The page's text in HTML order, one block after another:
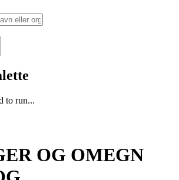
to run...
OG OMEGN